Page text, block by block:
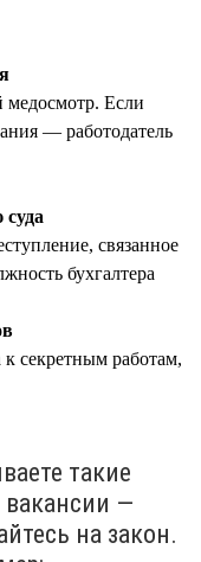
медосмотр. Если
— работодатель
связанное
бухгалтера
секретным работам,
такие
вакансии —
на закон.